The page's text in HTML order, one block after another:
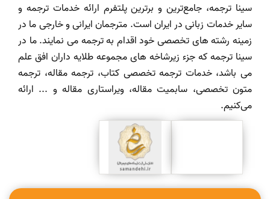
سینا ترجمه، جامع‌ترین و برترین پلتفرم ارائه خدمات ترجمه و
سایر خدمات زبانی در ایران است. مترجمان ایرانی و خارجی ما در
زمینه رشته های تخصصی خود اقدام به ترجمه می نمایند. ما در
سینا ترجمه که جزء زیرشاخه های مجموعه طلایه داران افق علم
می باشد، خدمات ترجمه تخصصی کتاب، ترجمه مقاله، ترجمه
متون تخصصی، سابمیت مقاله، ویراستاری مقاله و ... ارائه
می‌کنیم.